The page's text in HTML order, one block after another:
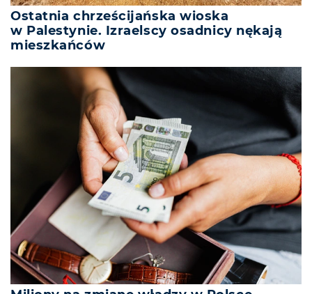
Ostatnia chrześcijańska wioska
w Palestynie. Izraelscy osadnicy nękają
mieszkańców